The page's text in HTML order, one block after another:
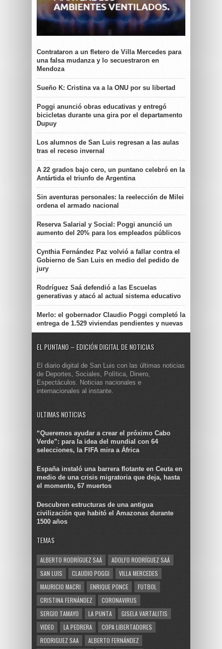
Contrataron a un fletero de Villa Mercedes para
una falsa mudanza y lo secuestraron en
Mendoza
Sueño K: Cristina va a la ONU por su libertad
Poggi anunció obras educativas y entregó
bicicletas durante una gira por el departamento
Dupuy
Los alumnos de San Luis regresan a las aulas
tras el receso invernal
A 22 grados bajo cero, un puntano celebró en la
Antártida el triunfo de Argentina
Sin aventuras personales: la reelección de Milei
ordena el armado nacional
Reserva Salarial y Social: Poggi anunció un
aumento del 20% para los empleados públicos
Cynthia Fernández Paz volvió a fallar contra el
Gobierno de San Luis en medio del pedido de
jury
Rodríguez Saá defendió a las Escuelas
generativas y atacó al actual sistema educativo
Merlo: el gobernador Claudio Poggi completó la
entrega de 1.529 viviendas pendientes y nuevas
EL PUNTANO – EDICIÓN DIGITAL DE NOTICIAS
El diario digital de San Luis con las últimas noticias
de Deportes, Sociales, Política, Dinero,
Espectáculos. Noticias nacionales e
internacionales al instante.
ULTIMAS NOTICIAS
“Queremos ayudar a crear el próximo Cabo
Verde”: para la idea del mundial con 64
selecciones, la FIFA mira a África
España instaló una barrera flotante en Ceuta en
medio de una crisis migratoria que deja, hasta
el momento, 67 muertos
Descubren estructuras de una antigua
civilización que habitó el Amazonas durante
1500 años
TEMAS
ALBERTO RODRÍGUEZ SAÁ
ADOLFO RODRÍGUEZ SAÁ
SAN LUIS
CLAUDIO POGGI
VILLA MERCEDES
MAURICIO MACRI
ENRIQUE PONCE
FUTBOL
CRISTINA FERNÁNDEZ
CORONAVIRUS
SERGIO TAMAYO
LA PUNTA
GISELA VARTALITIS
VIDEO
LA PEDRERA
COPA LIBERTADORES
RODRIGUEZ SAA
ALBERTO FERNÁNDEZ